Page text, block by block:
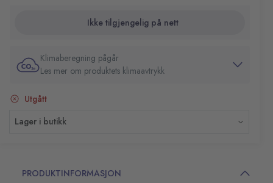
Ikke tilgjengelig på nett
Klimaberegning pågår
Les mer om produktets klimaavtrykk
Utgått
Lager i butikk
PRODUKTINFORMASJON